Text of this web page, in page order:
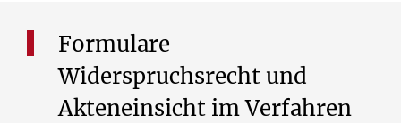
Formulare
Widerspruchsrecht und
Akteneinsicht im Verfahren